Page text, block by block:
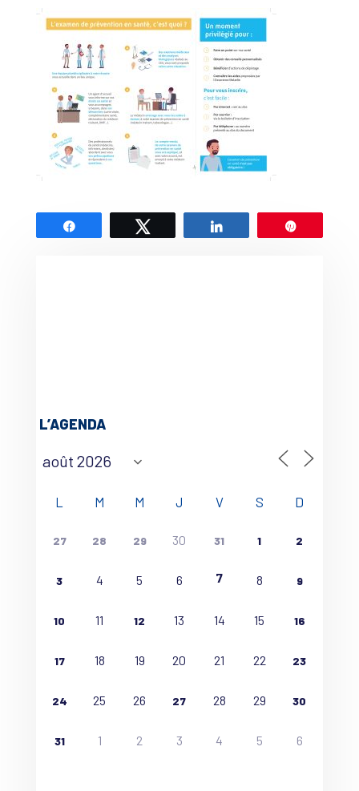
L’AGENDA
L M M J V S D
27 28 29 30 31 1 2
3 4 5 6 7 8 9
10 11 12 13 14 15 16
17 18 19 20 21 22 23
24 25 26 27 28 29 30
31 1 2 3 4 5 6